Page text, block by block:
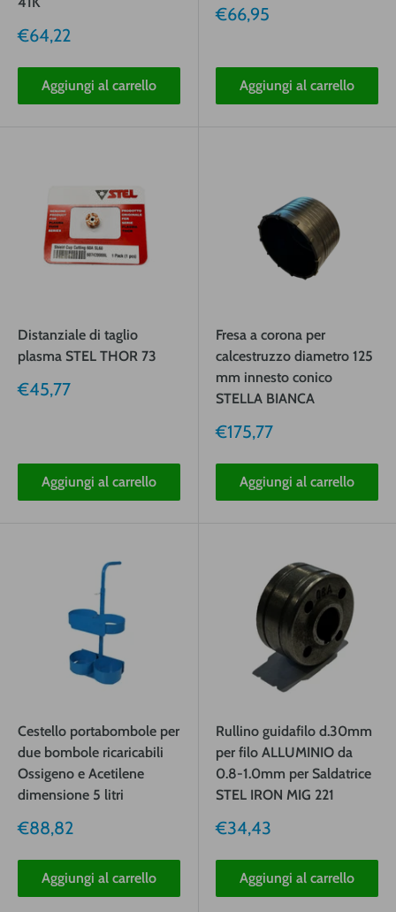
Prezzo
€64,22
Aggiungi al carrello
Prezzo
€66,95
Aggiungi al carrello
Distanziale di taglio
plasma STEL THOR 73
Prezzo
€45,77
Aggiungi al carrello
Fresa a corona per
calcestruzzo diametro 125
mm innesto conico
STELLA BIANCA
Prezzo
€175,77
Aggiungi al carrello
Cestello portabombole per
due bombole ricaricabili
Ossigeno e Acetilene
dimensione 5 litri
Prezzo
€88,82
Aggiungi al carrello
Rullino guidafilo d.30mm
per filo ALLUMINIO da
0.8-1.0mm per Saldatrice
STEL IRON MIG 221
Prezzo
€34,43
Aggiungi al carrello